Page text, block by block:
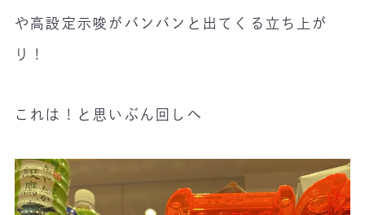
や高設定示唆がバンバンと出てくる立ち上が
り！
これは！と思いぶん回しへ